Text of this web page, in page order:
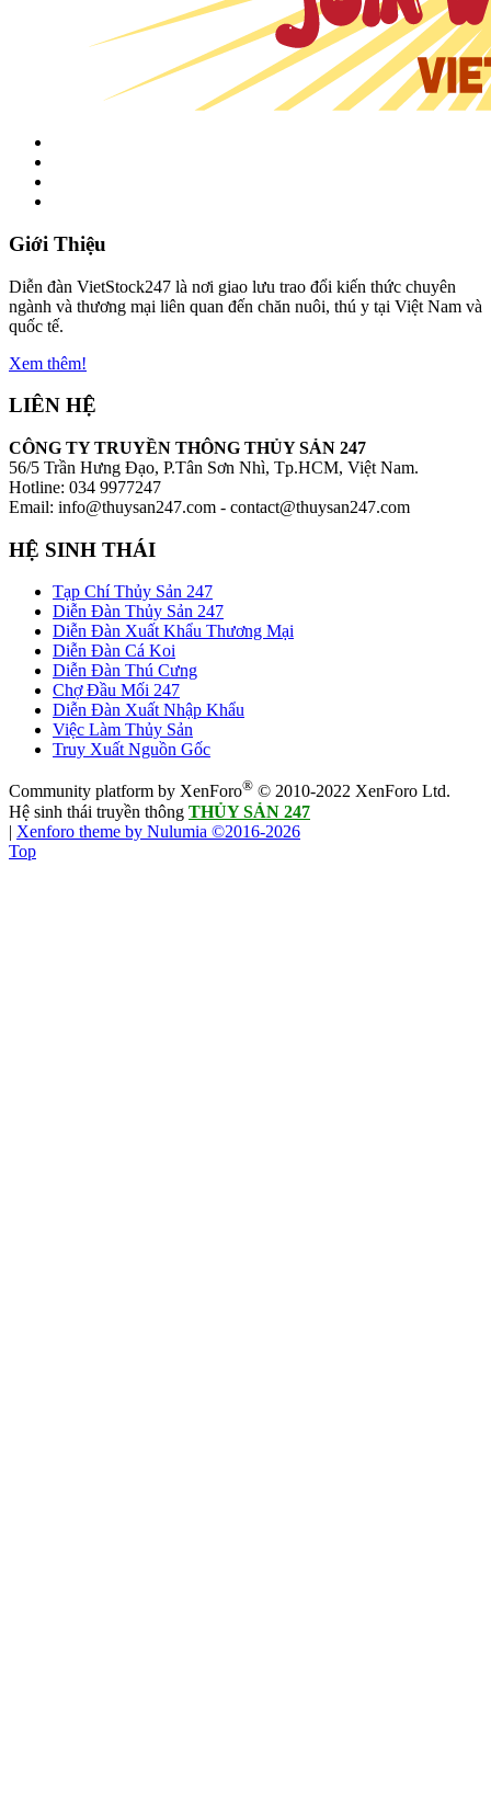
Giới Thiệu
Diễn đàn VietStock247 là nơi giao lưu trao đổi kiến thức chuyên
ngành và thương mại liên quan đến chăn nuôi, thú y tại Việt Nam và
quốc tế.
Xem thêm!
LIÊN HỆ
CÔNG TY TRUYỀN THÔNG THỦY SẢN 247
56/5 Trần Hưng Đạo, P.Tân Sơn Nhì, Tp.HCM, Việt Nam.
Hotline: 034 9977247
Email: info@thuysan247.com - contact@thuysan247.com
HỆ SINH THÁI
Tạp Chí Thủy Sản 247
Diễn Đàn Thủy Sản 247
Diễn Đàn Xuất Khẩu Thương Mại
Diễn Đàn Cá Koi
Diễn Đàn Thú Cưng
Chợ Đầu Mối 247
Diễn Đàn Xuất Nhập Khẩu
Việc Làm Thủy Sản
Truy Xuất Nguồn Gốc
Community platform by XenForo® © 2010-2022 XenForo Ltd.
Hệ sinh thái truyền thông THỦY SẢN 247
| Xenforo theme by Nulumia ©2016-2026
Top